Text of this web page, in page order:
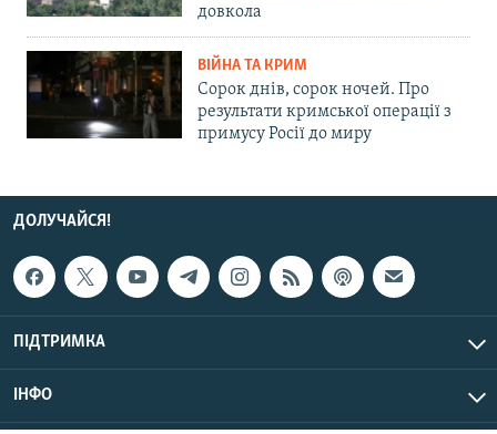
довкола
ВІЙНА ТА КРИМ
Сорок днів, сорок ночей. Про
результати кримської операції з
примусу Росії до миру
ДОЛУЧАЙСЯ!
ПІДТРИМКА
ІНФО